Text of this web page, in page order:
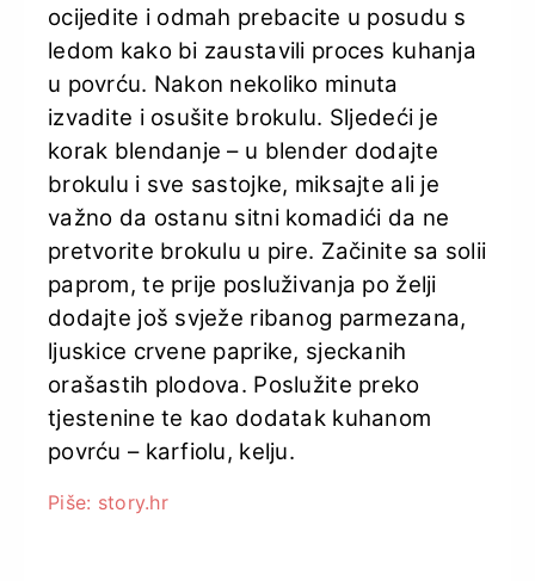
ocijedite i odmah prebacite u posudu s
ledom kako bi zaustavili proces kuhanja
u povrću. Nakon nekoliko minuta
izvadite i osušite brokulu. Sljedeći je
korak blendanje – u blender dodajte
brokulu i sve sastojke, miksajte ali je
važno da ostanu sitni komadići da ne
pretvorite brokulu u pire. Začinite sa solii
paprom, te prije posluživanja po želji
dodajte još svježe ribanog parmezana,
ljuskice crvene paprike, sjeckanih
orašastih plodova. Poslužite preko
tjestenine te kao dodatak kuhanom
povrću – karfiolu, kelju.
Piše: story.hr